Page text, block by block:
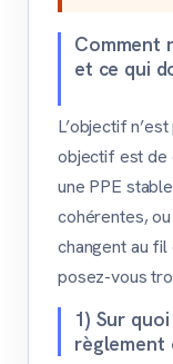
Comment
et ce qui
L’objectif
objectif est de
une PPE
cohérentes,
changent au
posez-vous
1) Sur
règlement